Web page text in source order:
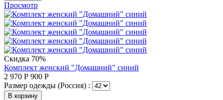
Просмотр
Скидка 70%
Комплект женский "Домашний" синий
2 970 Р 900 Р
Размер одежды (Россия) :
В корзину